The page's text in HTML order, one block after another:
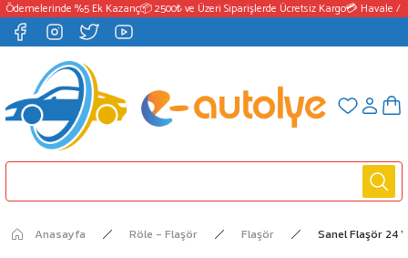
%5 Ek Kazanç📦 2500₺ ve Üzeri Siparişlerde Ücretsiz Kargo💳 Havale /
Anasayfa Röle - Flaşör Flaşör Sanel Flaşör 24